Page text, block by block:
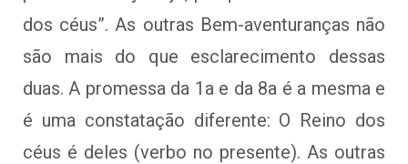
dos céus”. As outras Bem-aventuranças não
são mais do que esclarecimento dessas
duas. A promessa da 1a e da 8a é a mesma e
é uma constatação diferente: O Reino dos
céus é deles (verbo no presente). As outras